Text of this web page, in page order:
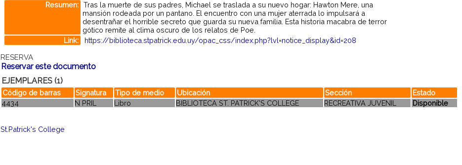
Resumen: Tras la muerte de sus padres, Michael se traslada a su nuevo hogar: Hawton Mere, una
mansión rodeada por un pantano. El encuentro con una mujer aterrada lo impulsará a
desentrañar el horrible secreto que guarda su nueva familia. Esta historia macabra de terror
gótico remite al clima oscuro de los relatos de Poe.
Link:
https://biblioteca.stpatrick.edu.uy/opac_css/index.php?lvl=notice_display&id=208
RESERVA
Reservar este documento
EJEMPLARES (1)
Código de barras Signatura Tipo de medio Ubicación Sección
Estado
4434
N PRIL Libro BIBLIOTECA ST. PATRICK'S COLLEGE RECREATIVA JUVENIL Disponible
St.Patrick's College